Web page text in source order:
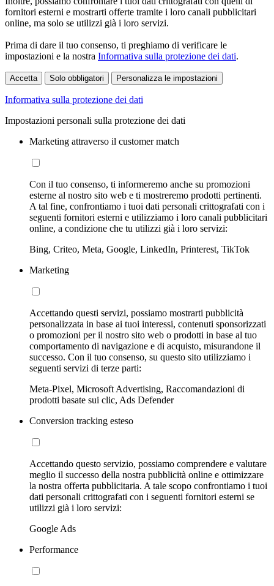
fornitori esterni e mostrarti offerte tramite i loro canali pubblicitari
online, ma solo se utilizzi già i loro servizi.
Prima di dare il tuo consenso, ti preghiamo di verificare le
impostazioni e la nostra Informativa sulla protezione dei dati.
Accetta Solo obbligatori Personalizza le impostazioni
Informativa sulla protezione dei dati
Impostazioni personali sulla protezione dei dati
Marketing attraverso il customer match
Con il tuo consenso, ti informeremo anche su promozioni
esterne al nostro sito web e ti mostreremo prodotti pertinenti.
A tal fine, confrontiamo i tuoi dati personali crittografati con i
seguenti fornitori esterni e utilizziamo i loro canali pubblicitari
online, a condizione che tu utilizzi già i loro servizi:
Bing, Criteo, Meta, Google, LinkedIn, Printerest, TikTok
Marketing
Accettando questi servizi, possiamo mostrarti pubblicità
personalizzata in base ai tuoi interessi, contenuti sponsorizzati
o promozioni per il nostro sito web o prodotti in base al tuo
comportamento di navigazione e di acquisto, misurandone il
successo. Con il tuo consenso, su questo sito utilizziamo i
seguenti servizi di terze parti:
Meta-Pixel, Microsoft Advertising, Raccomandazioni di
prodotti basate sui clic, Ads Defender
Conversion tracking esteso
Accettando questo servizio, possiamo comprendere e valutare
meglio il successo della nostra pubblicità online e ottimizzare
la nostra offerta pubblicitaria. A tale scopo confrontiamo i tuoi
dati personali crittografati con i seguenti fornitori esterni se
utilizzi già i loro servizi:
Google Ads
Performance